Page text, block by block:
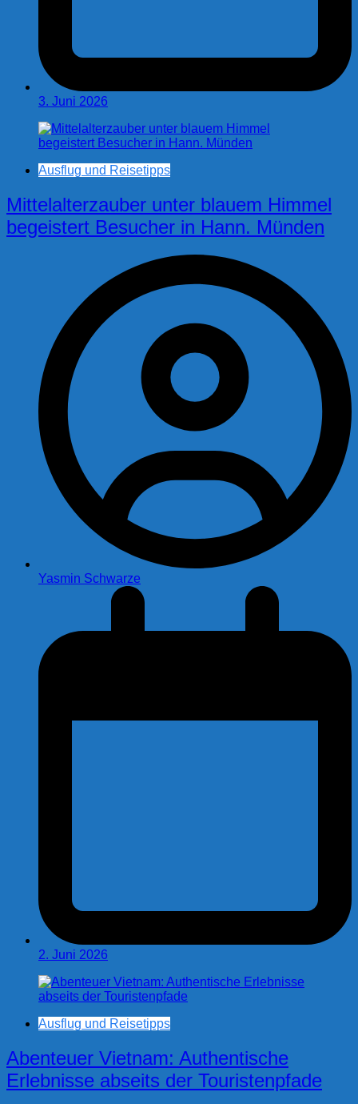
3. Juni 2026
Ausflug und Reisetipps
Mittelalterzauber unter blauem Himmel
begeistert Besucher in Hann. Münden
Yasmin Schwarze
2. Juni 2026
Ausflug und Reisetipps
Abenteuer Vietnam: Authentische
Erlebnisse abseits der Touristenpfade